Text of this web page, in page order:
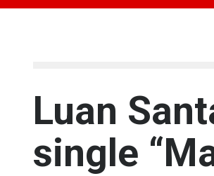
Luan
single